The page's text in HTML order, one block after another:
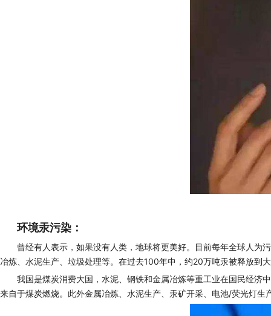
环境汞污染：
曾经有人表示，如果没有人类，地球将更美好。目前每年全球人
冶炼、水泥生产、垃圾处理等。在过去100年中，约20万吨汞被释放到
我国是煤炭消费大国，水泥、钢铁和金属冶炼等重工业在国民经济
来自于煤炭燃烧。此外金属冶炼、水泥生产、汞矿开采、电池/荧光灯